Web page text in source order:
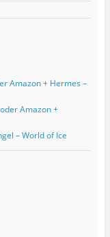
Amazon + Hermes –
Amazon +
– World of Ice